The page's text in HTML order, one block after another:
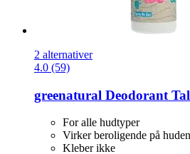
2 alternativer
4.0 (59)
greenatural Deodorant
For alle hudtyper
Virker beroligende på huden
Kleber ikke